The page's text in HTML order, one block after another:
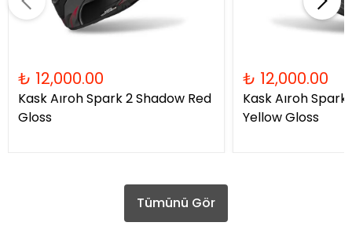
₺ 12,000.00
Kask Aıroh Spark 2 Shadow Red
Gloss
₺ 12,000.00
Kask Aıroh
Yellow Gloss
Tümünü Gör